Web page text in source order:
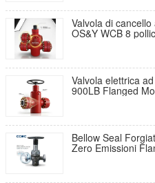
Valvola di
OS&Y WCB 8
Valvola elettrica
900LB Flanged
Bellow Seal
Zero Emissioni